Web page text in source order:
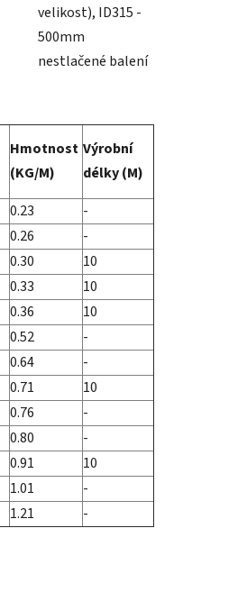
velikost), ID315 -
500mm
nestlačené balení
Hmotnost
(KG/M)
Výrobní
délky (M)
0.23
-
0.26
-
0.30
10
0.33
10
0.36
10
0.52
-
0.64
-
0.71
10
0.76
-
0.80
-
0.91
10
1.01
-
1.21 -